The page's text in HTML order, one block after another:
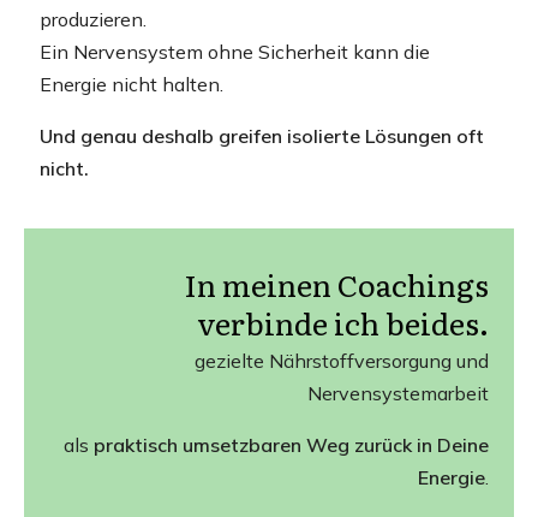
produzieren.
Ein Nervensystem ohne Sicherheit kann die
Energie nicht halten.
Und genau deshalb greifen isolierte Lösungen oft
nicht.
In meinen Coachings
verbinde ich beides.
gezielte Nährstoffversorgung und
Nervensystemarbeit
als praktisch umsetzbaren Weg zurück in Deine
Energie